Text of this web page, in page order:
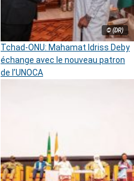
© (DR)
Tchad-ONU: Mahamat Idriss Deby
échange avec le nouveau patron
de l’UNOCA